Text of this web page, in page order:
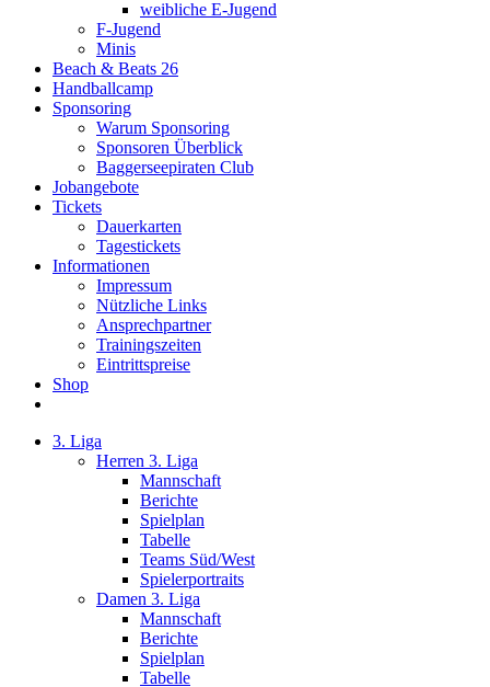
weibliche E-Jugend
F-Jugend
Minis
Beach & Beats 26
Handballcamp
Sponsoring
Warum Sponsoring
Sponsoren Überblick
Baggerseepiraten Club
Jobangebote
Tickets
Dauerkarten
Tagestickets
Informationen
Impressum
Nützliche Links
Ansprechpartner
Trainingszeiten
Eintrittspreise
Shop
3. Liga
Herren 3. Liga
Mannschaft
Berichte
Spielplan
Tabelle
Teams Süd/West
Spielerportraits
Damen 3. Liga
Mannschaft
Berichte
Spielplan
Tabelle